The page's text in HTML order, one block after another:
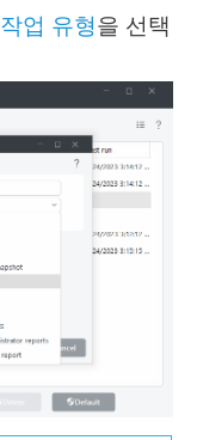
작업 유형을 선택